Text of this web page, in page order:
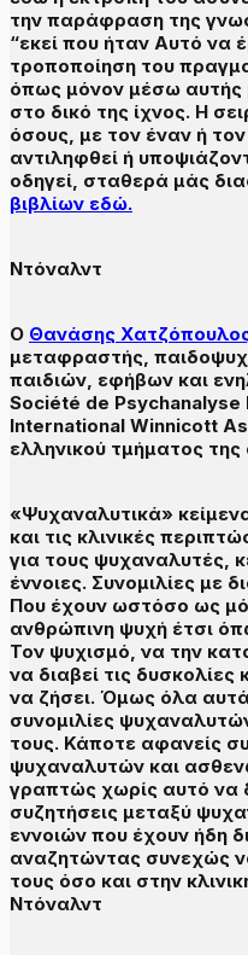
την παράφραση της
“εκεί που ήταν Αυτό να
τροποποίηση του
όπως μόνον μέσω αυτής
στο δικό της ίχνος. Η
όσους, με τον έναν ή
αντιληφθεί ή
οδηγεί, σταθερά μάς
βιβλίων εδώ.
Ντόναλντ
Ο Θανάσης
μεταφραστής,
παιδιών, εφήβων και
Société de Psychanalyse
International Winnicott
ελληνικού τμήματος της
«Ψυχαναλυτικά»
και τις κλινικές
για τους ψυχαναλυτές,
έννοιες. Συνομιλίες με
Που έχουν ωστόσο ως
ανθρώπινη ψυχή έτσι
Τον ψυχισμό, να την
να διαβεί τις δυσκολίες
να ζήσει. Όμως όλα
συνομιλίες
τους. Κάποτε αφανείς
ψυχαναλυτών και
γραπτώς χωρίς αυτό να
συζητήσεις μεταξύ
εννοιών που έχουν ήδη
αναζητώντας συνεχώς
τους όσο και στην
Ντόναλντ